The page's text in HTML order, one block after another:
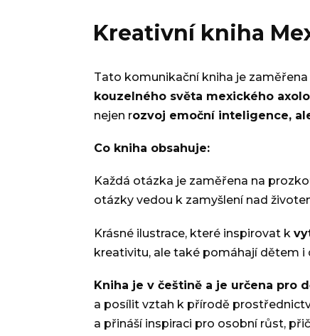
Kreativní kniha
Tato komunikační kniha je zaměřena
kouzelného světa mexického
nejen rozvoj emoční inteligence,
Co kniha obsahuje:
Každá otázka je zaměřena na
otázky vedou k zamyšlení nad
Krásné ilustrace, které inspirovat k
kreativitu, ale také pomáhají dětem
Kniha je v češtině a je určena pro
a posílit vztah k přírodě
a přináší inspiraci pro osobní růst,